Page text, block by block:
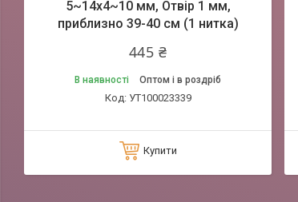
5~14x4~10 мм, Отвір 1 мм,
приблизно 39-40 см (1 нитка)
445 ₴
В наявності Оптом і в роздріб
УТ100023339
Купити